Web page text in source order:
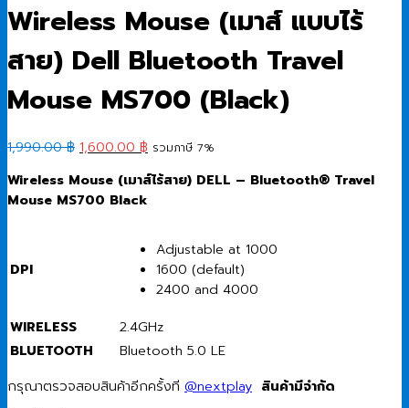
Wireless Mouse (เมาส์ แบบไร้
สาย) Dell Bluetooth Travel
Mouse MS700 (Black)
1,990.00฿ Original
was:
1,990.00 ฿.
1,600.00 ฿ Current
is:
รวมภาษี 7%
Wireless Mouse (เมาส์ไร้สาย) DELL – Bluetooth® Travel
Mouse MS700 Black
DPI
Adjustable at 1000
1600 (default)
2400 and 4000
WIRELESS
2.4GHz
BLUETOOTH
Bluetooth 5.0 LE
กรุณาตรวจสอบสินค้าอีกครั้งที @nextplay สินค้ามีจำกัด